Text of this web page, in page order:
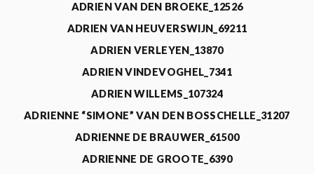
ADRIEN VAN DEN BROEKE_12526
ADRIEN VAN HEUVERSWIJN_69211
ADRIEN VERLEYEN_13870
ADRIEN VINDEVOGHEL_7341
ADRIEN WILLEMS_107324
ADRIENNE “SIMONE” VAN DEN BOSSCHELLE_31207
ADRIENNE DE BRAUWER_61500
ADRIENNE DE GROOTE_6390